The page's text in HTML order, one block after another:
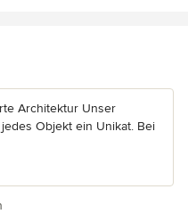
Architektur Unser
Objekt ein Unikat. Bei